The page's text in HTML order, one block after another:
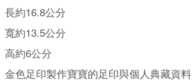
長約16.8公分
寬約13.5公分
高約6公分
金色足印製作寶寶的足印與個人典藏資料